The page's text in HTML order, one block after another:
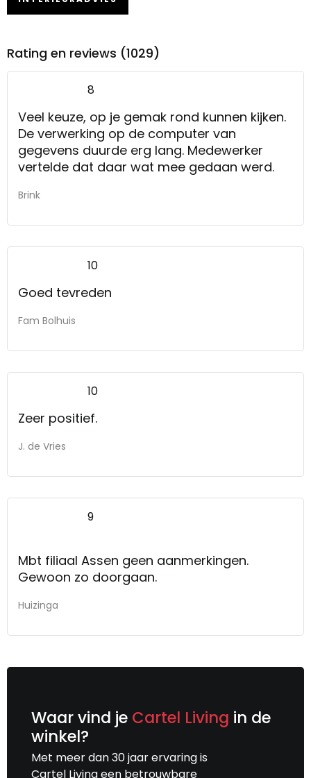
Rating en reviews (1029)
8
Veel keuze, op je gemak rond kunnen kijken.
De verwerking op de computer van
gegevens duurde erg lang. Medewerker
vertelde dat daar wat mee gedaan werd.
Brink
10
Goed tevreden
Fam Bolhuis
10
Zeer positief.
J. de Vries
9
Mbt filiaal Assen geen aanmerkingen.
Gewoon zo doorgaan.
Huizinga
Waar vind je Cartel Living in de
winkel?
Met meer dan 30 jaar ervaring is
Cartel Living een betrouwbare